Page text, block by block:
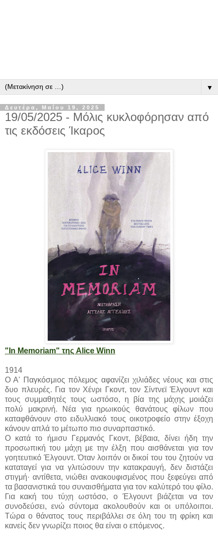
▼
Δευτέρα, Μαΐου 19, 2025
19/05/2025 - Μόλις κυκλοφόρησαν από
τις εκδόσεις Ίκαρος
"In Memoriam" της Alice Winn
1914
Ο Α' Παγκόσμιος πόλεμος αφανίζει χιλιάδες νέους και στις
δυο πλευρές. Για τον Χένρι Γκοντ, τον Σίντνεϊ Έλγουντ και
τους συμμαθητές τους ωστόσο, η βία της μάχης μοιάζει
πολύ μακρινή. Νέα για ηρωικούς θανάτους φίλων που
καταφθάνουν στο ειδυλλιακό τους οικοτροφείο στην έξοχη
κάνουν απλά το μέτωπο πιο συναρπαστικό.
Ο κατά το ήμισυ Γερμανός Γκοντ, βέβαια, δίνει ήδη την
προσωπική του μάχη με την έλξη που αισθάνεται για τον
γοητευτικό Έλγουντ. Όταν λοιπόν οι δικοί του του ζητούν να
καταταγεί για να γλιτώσουν την κατακραυγή, δεν διστάζει
στιγμή· αντίθετα, νιώθει ανακουφισμένος που ξεφεύγει από
τα βασανιστικά του συναισθήματα για τον καλύτερό του φίλο.
Για κακή του τύχη ωστόσο, ο Έλγουντ βιάζεται να τον
συνοδεύσει, ενώ σύντομα ακολουθούν και οι υπόλοιποι.
Τώρα ο θάνατος τους περιβάλλει σε όλη του τη φρίκη και
κανείς δεν γνωρίζει ποιος θα είναι ο επόμενος.